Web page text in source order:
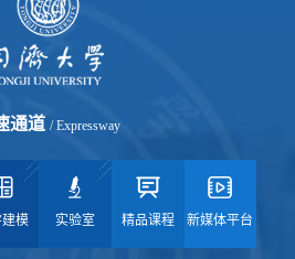
通道 / Expressway
模 实验室 精品课程 新媒体平台